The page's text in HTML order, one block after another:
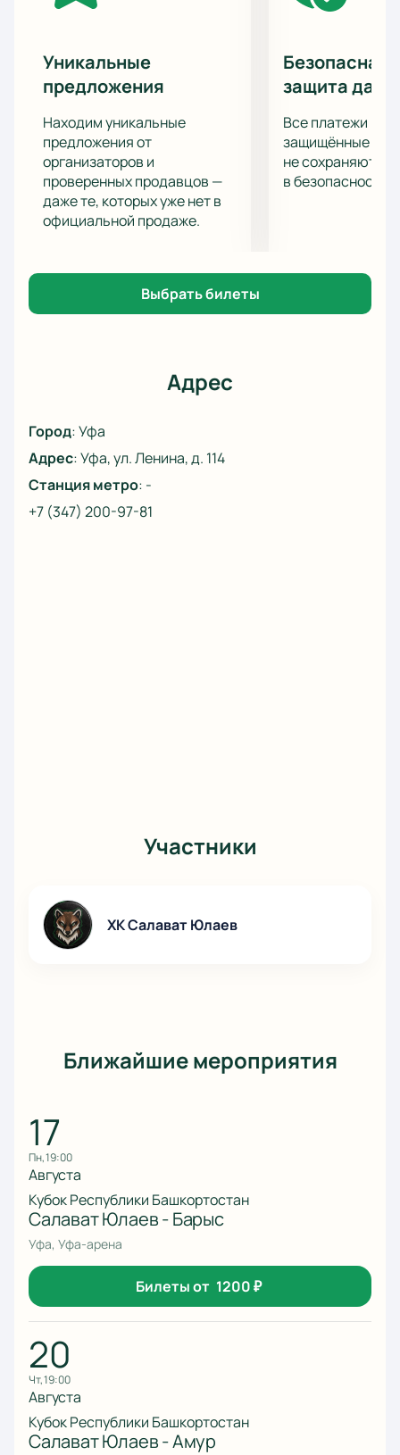
Уникальные
предложения
Находим уникальные
предложения от
организаторов и
проверенных продавцов —
даже те, которых уже нет в
официальной продаже.
Безопасная
защита
Все платежи
защищённые
не сохраняются
в безопасности.
Выбрать билеты
Адрес
Город:Уфа
Адрес:Уфа, ул. Ленина, д. 114
Станция метро: -
+7 (347) 200-97-81
Участники
ХК Салават Юлаев
Ближайшие мероприятия
17
пн, 19:00
Августа
Кубок Республики Башкортостан
Салават Юлаев - Барыс
Уфа, Уфа-арена
Билеты от 1200₽
20
чт, 19:00
Августа
Кубок Республики Башкортостан
Салават Юлаев - Амур